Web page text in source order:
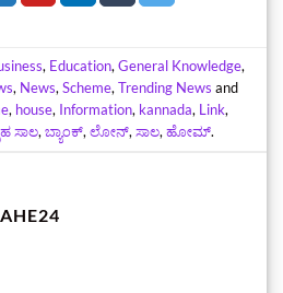
, Education, General Knowledge,
, News, Scheme, Trending News and
, house, Information, kannada, Link,
ಸಾಲ, ಬ್ಯಾಂಕ್, ಲೋನ್‌, ಸಾಲ, ಹೋಮ್.